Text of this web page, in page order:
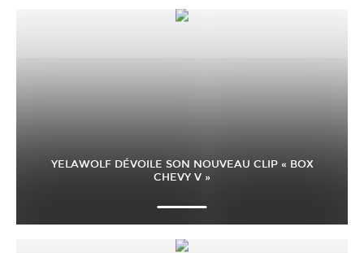
YELAWOLF DÉVOILE SON NOUVEAU CLIP « BOX
CHEVY V »